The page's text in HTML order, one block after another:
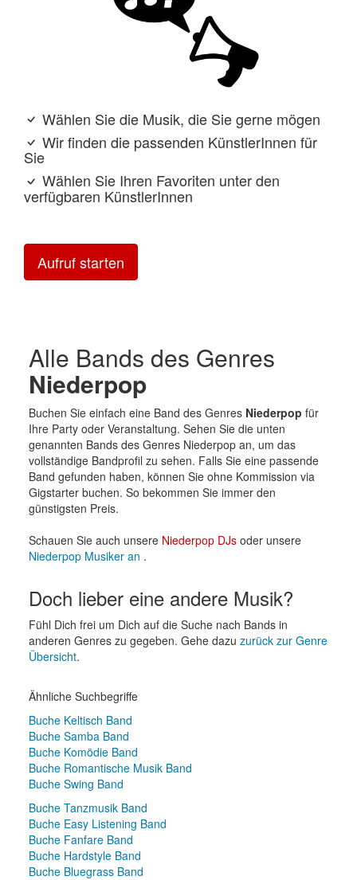
Wählen Sie die Musik, die Sie gerne mögen
Wir finden die passenden KünstlerInnen für
Sie
Wählen Sie Ihren Favoriten unter den
verfügbaren KünstlerInnen
Aufruf starten
Alle Bands des Genres
Niederpop
Buchen Sie einfach eine Band des Genres Niederpop für
Ihre Party oder Veranstaltung. Sehen Sie die unten
genannten Bands des Genres Niederpop an, um das
vollständige Bandprofil zu sehen. Falls Sie eine passende
Band gefunden haben, können Sie ohne Kommission via
Gigstarter buchen. So bekommen Sie immer den
günstigsten Preis.
Schauen Sie auch unsere Niederpop DJsoder unsere
Niederpop Musiker an .
Doch lieber eine andere Musik?
Fühl Dich frei um Dich auf die Suche nach Bands in
anderen Genres zu gegeben. Gehe dazu zurück zur Genre
Übersicht.
Ähnliche Suchbegriffe
Buche Keltisch Band
Buche Samba Band
Buche Komödie Band
Buche Romantische Musik Band
Buche Swing Band
Buche Tanzmusik Band
Buche Easy Listening Band
Buche Fanfare Band
Buche Hardstyle Band
Buche Bluegrass Band